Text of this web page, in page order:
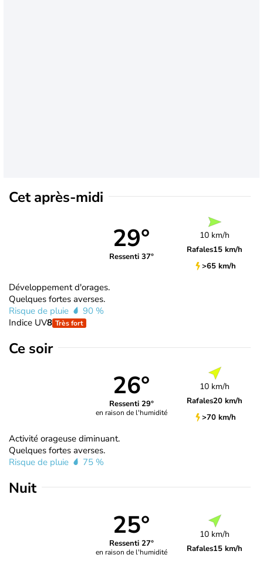
Cet après-midi
29°
Ressenti 37°
10 km/h
Rafales15 km/h
>65 km/h
Développement d'orages.
Quelques fortes averses.
Risque de pluie
90 %
Indice UV8 Très fort
Ce soir
26°
Ressenti 29°
en raison de l'humidité
10 km/h
Rafales20 km/h
>70 km/h
Activité orageuse diminuant.
Quelques fortes averses.
Risque de pluie
75 %
Nuit
25°
Ressenti 27°
en raison de l'humidité
10 km/h
Rafales15 km/h